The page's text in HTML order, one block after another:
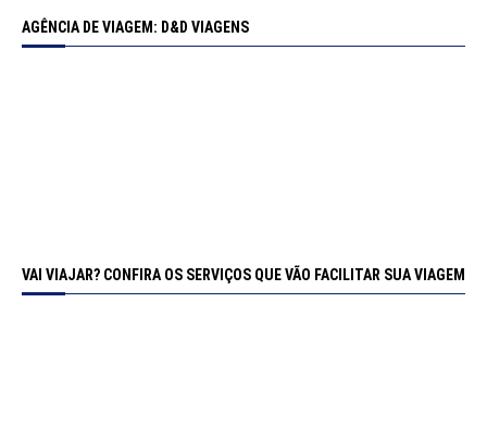
AGÊNCIA DE VIAGEM: D&D VIAGENS
VAI VIAJAR? CONFIRA OS SERVIÇOS QUE VÃO FACILITAR SUA VIAGEM